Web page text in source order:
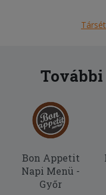
Bon Appetit
Napi Menü -
Győr